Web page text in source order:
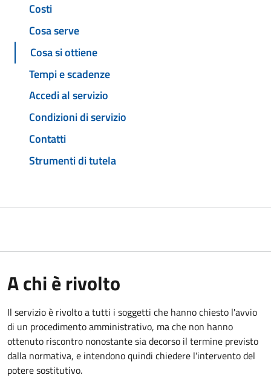
Costi
Cosa serve
Cosa si ottiene
Tempi e scadenze
Accedi al servizio
Condizioni di servizio
Contatti
Strumenti di tutela
A chi è rivolto
Il servizio è rivolto a tutti i soggetti che hanno chiesto l'avvio
di un procedimento amministrativo, ma che non hanno
ottenuto riscontro nonostante sia decorso il termine previsto
dalla normativa, e intendono quindi chiedere l'intervento del
potere sostitutivo.